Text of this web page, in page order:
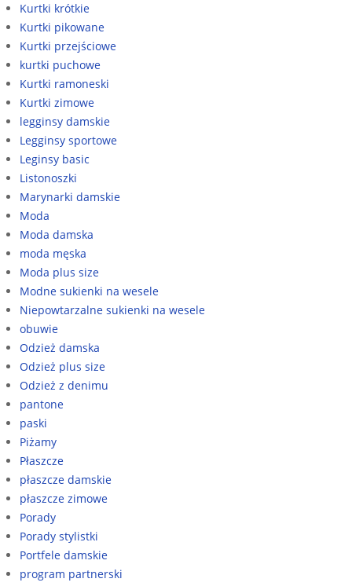
Kurtki krótkie
Kurtki pikowane
Kurtki przejściowe
kurtki puchowe
Kurtki ramoneski
Kurtki zimowe
legginsy damskie
Legginsy sportowe
Leginsy basic
Listonoszki
Marynarki damskie
Moda
Moda damska
moda męska
Moda plus size
Modne sukienki na wesele
Niepowtarzalne sukienki na wesele
obuwie
Odzież damska
Odzież plus size
Odzież z denimu
pantone
paski
Piżamy
Płaszcze
płaszcze damskie
płaszcze zimowe
Porady
Porady stylistki
Portfele damskie
program partnerski